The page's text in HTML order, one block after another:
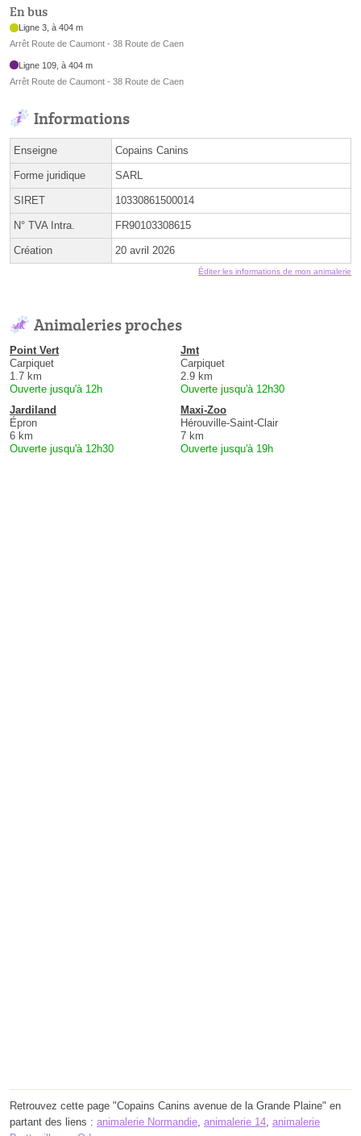
En bus
Ligne 3, à 404 m
Arrêt Route de Caumont - 38 Route de Caen
Ligne 109, à 404 m
Arrêt Route de Caumont - 38 Route de Caen
Informations
Enseigne Copains Canins
Forme juridique SARL
SIRET 10330861500014
N° TVA Intra. FR90103308615
Création 20 avril 2026
Éditer les informations de mon animalerie
Animaleries proches
Point Vert
Carpiquet
1.7 km
Ouverte jusqu'à 12h
Jmt
Carpiquet
2.9 km
Ouverte jusqu'à 12h30
Jardiland
Épron
6 km
Ouverte jusqu'à 12h30
Maxi-Zoo
Hérouville-Saint-Clair
7 km
Ouverte jusqu'à 19h
Retrouvez cette page "Copains Canins avenue de la Grande Plaine" en
partant des liens : animalerie Normandie animalerie 14 animalerie